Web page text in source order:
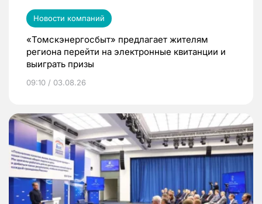
Новости компаний
«Томскэнергосбыт» предлагает жителям
региона перейти на электронные квитанции и
выиграть призы
09:10 / 03.08.26